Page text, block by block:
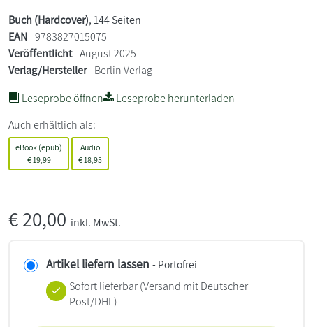
Buch (Hardcover), 144 Seiten
EAN 9783827015075
Veröffentlicht August 2025
Verlag/Hersteller Berlin Verlag
Leseprobe öffnen
Leseprobe herunterladen
Auch erhältlich als:
eBook (epub)
€19,99
Audio
€ 18,95
€20,00 inkl. MwSt.
Artikel liefern lassen - Portofrei
Sofort lieferbar(Versand mit Deutscher
Post/DHL)